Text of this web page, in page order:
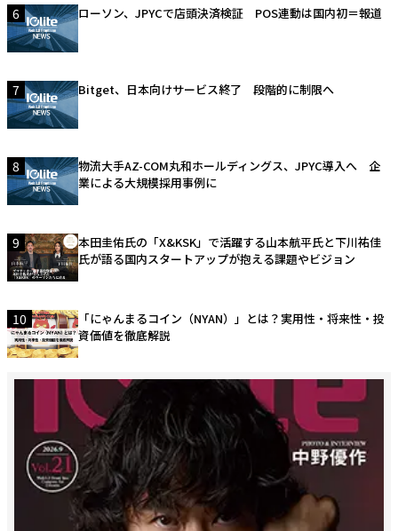
6 ローソン、JPYCで店頭決済検証 POS連動は国内初＝報道
7 Bitget、日本向けサービス終了 段階的に制限へ
8
物流大手AZ-COM丸和ホールディングス、JPYC導入へ 企
業による大規模採用事例に
9
本田圭佑氏の「X&KSK」で活躍する山本航平氏と下川祐佳
氏が語る国内スタートアップが抱える課題やビジョン
10
「にゃんまるコイン（NYAN）」とは？実用性・将来性・投
資価値を徹底解説